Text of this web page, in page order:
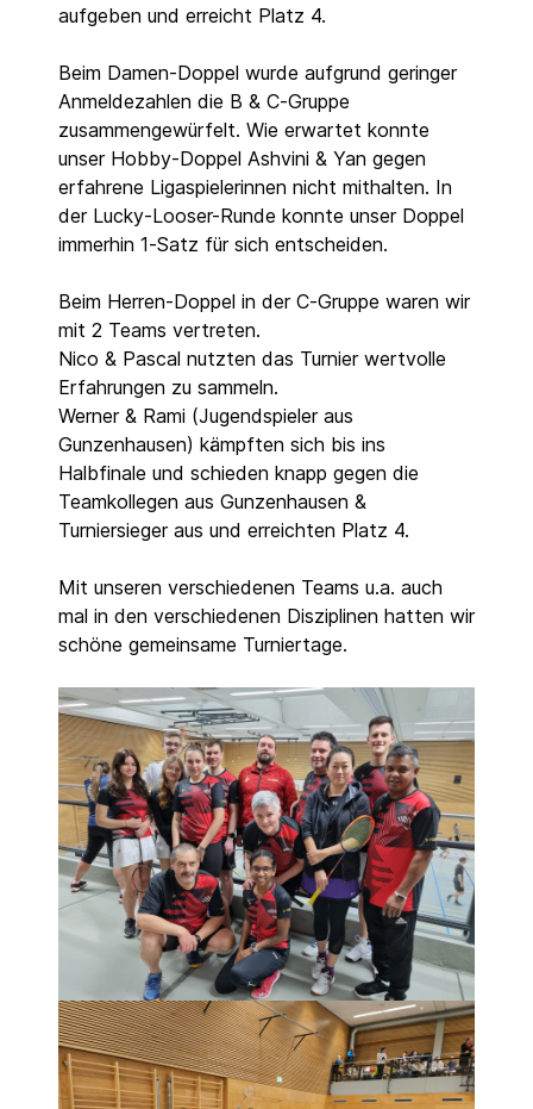
aufgeben und erreicht Platz 4.
Beim Damen-Doppel wurde aufgrund geringer
Anmeldezahlen die B & C-Gruppe
zusammengewürfelt. Wie erwartet konnte
unser Hobby-Doppel Ashvini & Yan gegen
erfahrene Ligaspielerinnen nicht mithalten. In
der Lucky-Looser-Runde konnte unser Doppel
immerhin 1-Satz für sich entscheiden.
Beim Herren-Doppel in der C-Gruppe waren wir
mit 2 Teams vertreten.
Nico & Pascal nutzten das Turnier wertvolle
Erfahrungen zu sammeln.
Werner & Rami (Jugendspieler aus
Gunzenhausen) kämpften sich bis ins
Halbfinale und schieden knapp gegen die
Teamkollegen aus Gunzenhausen &
Turniersieger aus und erreichten Platz 4.
Mit unseren verschiedenen Teams u.a. auch
mal in den verschiedenen Disziplinen hatten wir
schöne gemeinsame Turniertage.